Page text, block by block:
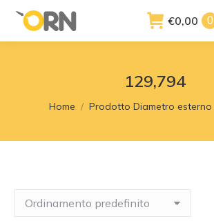
€0,00 0
129,794
You are here:
Home Prodotto Diametro esterno